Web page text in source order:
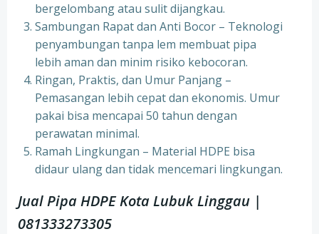
bergelombang atau sulit dijangkau.
Sambungan Rapat dan Anti Bocor – Teknologi
penyambungan tanpa lem membuat pipa
lebih aman dan minim risiko kebocoran.
Ringan, Praktis, dan Umur Panjang –
Pemasangan lebih cepat dan ekonomis. Umur
pakai bisa mencapai 50 tahun dengan
perawatan minimal.
Ramah Lingkungan – Material HDPE bisa
didaur ulang dan tidak mencemari lingkungan.
Jual Pipa HDPE Kota Lubuk Linggau |
081333273305